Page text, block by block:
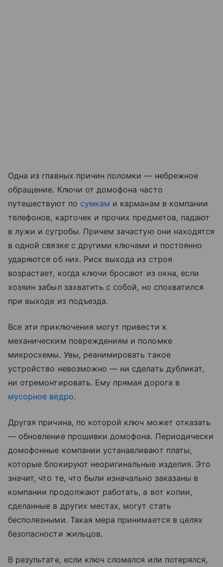
Одна из главных причин поломки — небрежное
обращение. Ключи от домофона часто
путешествуют по сумкам и карманам в компании
телефонов, карточек и прочих предметов, падают
в лужи и сугробы. Причем зачастую они находятся
в одной связке с другими ключами и постоянно
ударяются об них. Риск выхода из строя
возрастает, когда ключи бросают из окна, если
хозяин забыл захватить с собой, но спохватился
при выходе из подъезда.
Все эти приключения могут привести к
механическим повреждениям и поломке
микросхемы. Увы, реанимировать такое
устройство невозможно — ни сделать дубликат,
ни отремонтировать. Ему прямая дорога в
мусорное ведро.
Другая причина, по которой ключ может отказать
— обновление прошивки домофона. Периодически
домофонные компании устанавливают платы,
которые блокируют неоригинальные изделия. Это
значит, что те, что были изначально заказаны в
компании продолжают работать, а вот копии,
сделанные в других местах, могут стать
бесполезными. Такая мера принимается в целях
безопасности жильцов.
В результате, если ключ сломался или потерялся,